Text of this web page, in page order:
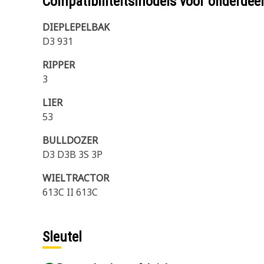
DIEPLEPELBAK
D3 931
RIPPER
3
LIER
53
BULLDOZER
D3 D3B 3S 3P
WIELTRACTOR
613C II 613C
Sleutel